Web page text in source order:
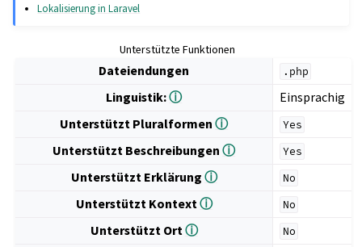
Lokalisierung in Laravel
Unterstützte Funktionen
Dateiendungen .php
Linguistik:ⓘ
Einsprachig
Unterstützt Pluralformenⓘ Yes
Unterstützt Beschreibungenⓘ Yes
Unterstützt Erklärungⓘ No
Unterstützt Kontextⓘ No
Unterstützt Ortⓘ No